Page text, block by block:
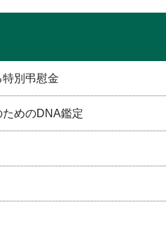
別弔慰金
めのDNA鑑定